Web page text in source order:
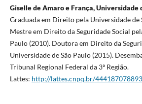
Giselle de Amaro e França, Universidade
Graduada em Direito pela Universidade de
Mestre em Direito da Seguridade Social
Paulo (2010). Doutora em Direito da
Universidade de São Paulo (2015).
Tribunal Regional Federal da 3ª Região.
Lattes: http://lattes.cnpq.br/